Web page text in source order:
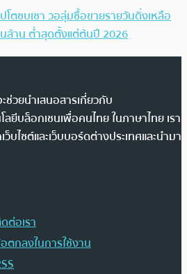
โตซบเซา วอลุ่มซื้อขายรายวันดิ่งเหลือ
ล้าน ต่ำสุดตั้งแต่ต้นปี 2026
วยนำเสนอสารเกี่ยวกับ
ลยีบล็อกเชนเพื่อคนไทย ในภาษาไทย เรา
ไซต์และเว็บบอร์ดต่างประเทศและนำมา
ต่อเรา
ตกลงในการใช้งาน